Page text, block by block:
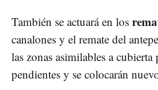
También se actuará en los
canalones y el remate del
las zonas asimilables a cubierta
pendientes y se colocarán